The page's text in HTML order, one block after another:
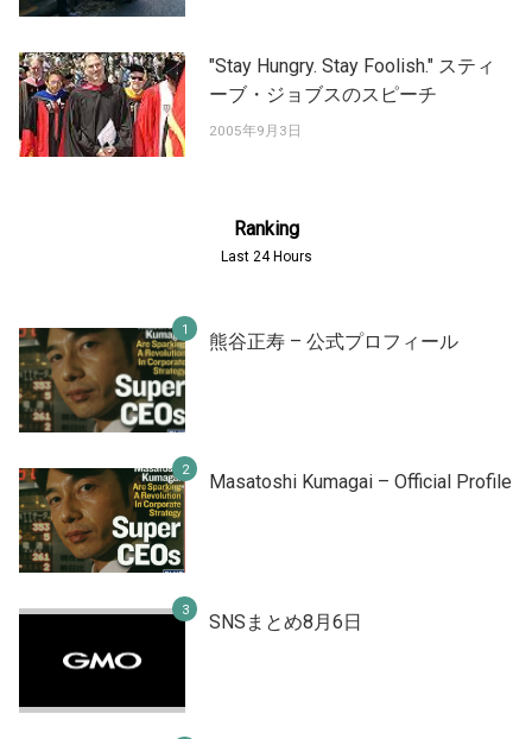
"Stay Hungry. Stay Foolish." スティ
ーブ・ジョブスのスピーチ
2005年9月3日
Ranking
Last 24 Hours
熊谷正寿 – 公式プロフィール
Masatoshi Kumagai – Official Profile
SNSまとめ8月6日